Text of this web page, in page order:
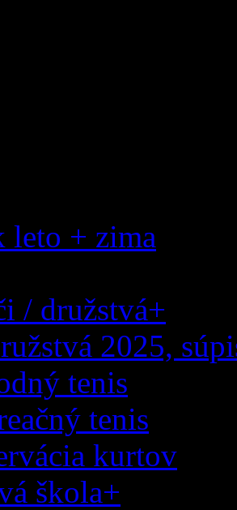
leto + zima
/ družstvá+
2025,
tenis
tenis
kurtov
škola+